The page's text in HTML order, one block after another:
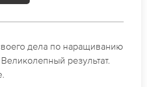
наращивание
мероприятия. За 2 часа